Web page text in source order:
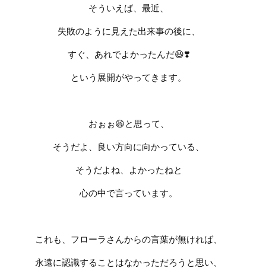
そういえば、最近、
失敗のように見えた出来事の後に、
すぐ、あれでよかったんだ😆❣️
という展開がやってきます。
おぉぉ😆と思って、
そうだよ、良い方向に向かっている、
そうだよね、よかったねと
心の中で言っています。
これも、フローラさんからの言葉が無ければ、
永遠に認識することはなかっただろうと思い